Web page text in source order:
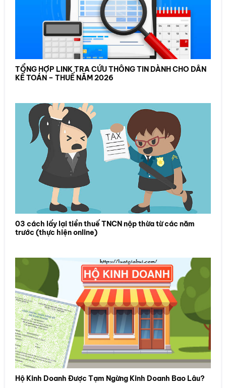
TỔNG HỢP LINK TRA CỨU THÔNG TIN DÀNH CHO DÂN
KẾ TOÁN – THUẾ NĂM 2026
03 cách lấy lại tiền thuế TNCN nộp thừa từ các năm
trước (thực hiện online)
Hộ Kinh Doanh Được Tạm Ngừng Kinh Doanh Bao Lâu?